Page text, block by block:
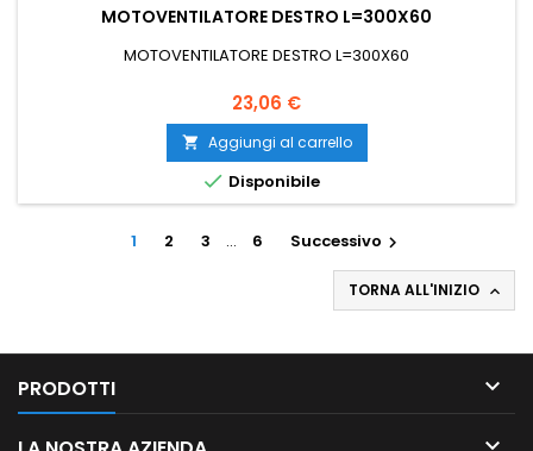
MOTOVENTILATORE DESTRO L=300X60
MOTOVENTILATORE DESTRO L=300X60
Prezzo
23,06 €
 Aggiungi al carrello
 Disponibile
1 2 3 … 6 Successivo 
TORNA ALL'INIZIO 
PRODOTTI 